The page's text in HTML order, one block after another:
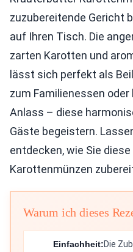
zuzubereitende Gericht
auf Ihren Tisch. Die
zarten Karotten und
lässt sich perfekt als
zum Familienessen
Anlass – diese
Gäste begeistern.
entdecken, wie Sie
Karottenmünzen
Warum ich dieses
Einfachheit:Die